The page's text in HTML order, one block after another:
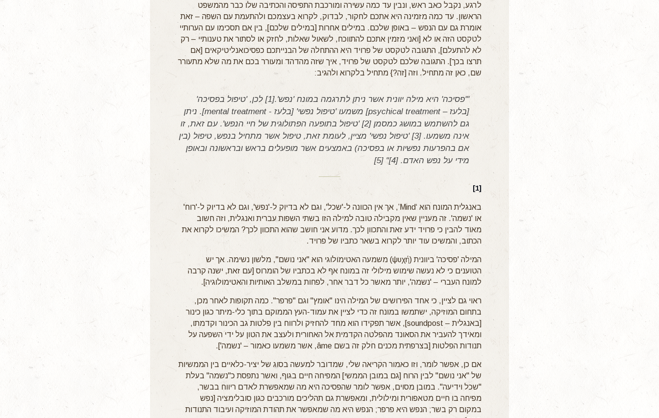
לרגע, נקבל כאב ראש, ונבין עד כמה עשירה ומורכבת התפיסה והכתיבה שלו כבר מהמשפט
הראשון. עד כמה מזמינה היא אתכם לחקור, לבדוק, לקרוא בעצמכם ולהתעמת עם השפה – זאת
אומרת גם עם הנפש – באופן שלכם. במילים אחרות [במילים שלכם], בין אם תסכימו עם הערותיי
לטקסט הזה או לא [ואני מזמין אתכם להתווכח, לשאול שאלות, לחזק או לסתור את טענותיי – רק
לא להתעלם], התגובה לטקסט של פרויד היא ההתחלה של הבנייתכם כפסיכואנליטיקאים [אם
תרצו בכך]. התגובה שלכם לטקסט של פרויד, איך שזה מהדהד ומעורר בכם את מה שלא מתעורר
שם, כאן זה מתחיל. וזה [זה?} מתחיל בלקרוא ולהגיב:
"'פסיכה' היא מילה יוונית אשר ניתן לתרגמה במונח 'נפש'.[1]
לכן, 'טיפול בפסיכה'
[בלעז – psychical treatment] משמעו 'טיפול נפשי' [בלעז - mental treatment]. ניתן
גם להשתמש במושג כמסמן[2]
'טיפול בתופעה הפתולוגית של חיי הנפש'. עם זאת, זו
אינה משמעו.[3]
'טיפול נפשי' מציין, לעומת זאת, טיפול אשר מתחיל בנפש, טיפול (בין
אם בהפרעות נפשיות או בפסיכה) באמצעים אשר מופעלים בראש ובראשונה ובאופן
מידי על נפש האדם.[4]
"
[5]
[1]
באנגלית המונח הוא ‘Mind’, אך אין הכוונה ל-'שכל', וגם לא בדיוק ל-'נפש', וגם לא בדיוק ל-'רוח'
או 'נשמה'. זה מעניין שאין מקבילה טובה למילה הזו בשתי השפות עברית ואנגלית, וזה חשוב
מאוד להבין כי פרויד ידע זאת והתכוון לכך. מדוע אני חושב שהוא התכוון לכך? המשיכו לקרוא את
הכתוב, והמשיכו עוד יותר לקרוא בשאר כתביו של פרויד.
המילה 'פסיכה' ביוונית (ψυχή) משמעה האטימולוגי הוא "אני נושם", מלשון נשימה. אך יש
הטוענים כי לא נעשה שימוש מילולי זה במונח אף לא בכתביו של הומרוס [עם זאת, ישנה קרבה
למונח העברי – 'נשמה', יותר מאשר כל דבר אחר, לפחות במשלב האותיות והאטימולוגיה].
ראוי גם לציין, כי אחד הפירושים של המילה הינו "אומץ" וגם "פרפר". כמה תקופות לאחר מכן,
בתחום המוזיקה, ישתמשו במונח זה כדי לציין את עמוד-העץ הממוקם בתוך כלי-מיתר כגון כינור
[באנגלית – soundpost], אשר תפקידו הוא מחד להחזיק ולרווח בין פלטות גב הכינור וקדמתו,
ומאידך להעביר את הסאונד מהפלטה הקדמית אל האחורית ולעצב את הטון על ידי השפעה על
תנודות הפלטות [בצרפתית מכנים חלק זה בשם âme, אשר משמעו כאמור – 'נשמה'].
אם כן, אפשר לומר, וזו כאמור הקריאה שלי, שמדובר למעשה בסוג של יציר-כלאיים בין הממשיות
של "אני נושם" לבין הרוח [גם במובן הממשי] המפיחה חיים בגוף, ואשר נתפסת כ"נשמה" בעלת
"שכל וידיעה". במובן מסוים, אפשר לומר שהפסיכה היא מה שמאפשרת לאדם ריווח בבשר,
מפיחה בו חיים מטאפורית ומילולית, ומאפשרת גם תהליכים מורכבים כגון סובלימציה [נפש
במקום רק בשר; הנפש היא פרפר; הנפש היא מה שמאפשר את תהודת המוזיקה ועיבוד התנודות